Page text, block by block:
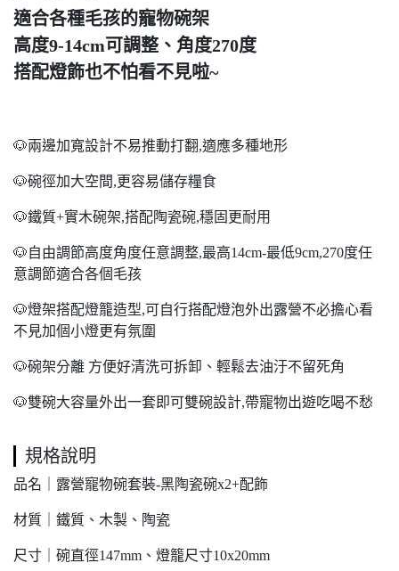
適合各種毛孩的寵物碗架
高度9-14cm可調整、角度270度
搭配燈飾也不怕看不見啦~
🐶兩邊加寬設計不易推動打翻,適應多種地形
🐶碗徑加大空間,更容易儲存糧食
🐶鐵質+實木碗架,搭配陶瓷碗,穩固更耐用
🐶自由調節高度角度任意調整,最高14cm-最低9cm,270度任
意調節適合各個毛孩
🐶燈架搭配燈籠造型,可自行搭配燈泡外出露營不必擔心看
不見加個小燈更有氛圍
🐶碗架分離 方便好清洗可拆卸、輕鬆去油汙不留死角
🐶雙碗大容量外出一套即可雙碗設計,帶寵物出遊吃喝不愁
規格說明
品名｜露營寵物碗套裝-黑陶瓷碗x2+配飾
材質｜鐵質、木製、陶瓷
尺寸｜碗直徑147mm、燈籠尺寸10x20mm